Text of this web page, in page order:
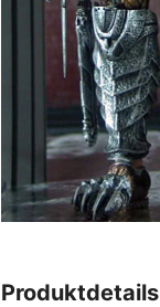
Produktdetails